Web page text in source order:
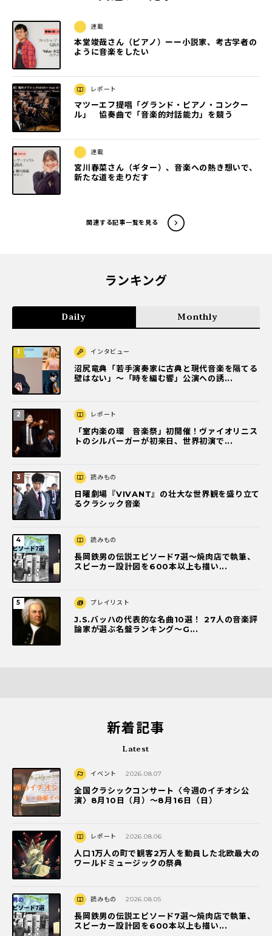
連載
本堂竣哉さん（ピアノ）ーー小説家、考古学者の
ように音楽をしたい
レポート
マツーエフ提唱「グランド・ピアノ・コンクー
ル」 協奏曲で「音楽的対話能力」を競う
連載
宮川春菜さん（ギター）、音楽への熱き想いで、
新たな道を走りだす
関連する記事一覧を見る
ランキング
Daily Monthly
インタビュー
沼尻竜典「若手演奏家に古典と現代音楽を隔てる
壁はない」～「時を編む響」公演への誘...
レポート
「室内楽の環 音楽祭」初開催！ヴァイオリニス
トのシルバーガーが初来日、世界初演で...
読みもの
日曜劇場『VIVANT』の壮大な世界観を盛り立て
るクラシック音楽
読みもの
長岡鉄男の伝説エピソード7選〜焼肉店で執筆、
スピーカー設計図を600本以上も描い...
プレイリスト
J.S.バッハの代表的な名曲10選！ 27人の音楽評
論家が選ぶ名盤ランキング〜G...
新着記事
Latest
イベント 2026.08.07
全国クラシックコンサート〈今週のイチオシ公
演〉8月10日（月）～8月16日（日）
レポート 2026.08.06
人口1万人の町で観客2万人を動員した北欧最大の
ワールドミュージックの祭典
読みもの 2026.08.05
長岡鉄男の伝説エピソード7選〜焼肉店で執筆、
スピーカー設計図を600本以上も描い...